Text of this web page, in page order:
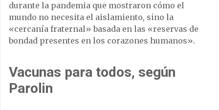
durante la pandemia que mostraron cómo el
mundo no necesita el aislamiento, sino la
«cercanía fraternal» basada en las «reservas de
bondad presentes en los corazones humanos».
Vacunas para todos, según
Parolin